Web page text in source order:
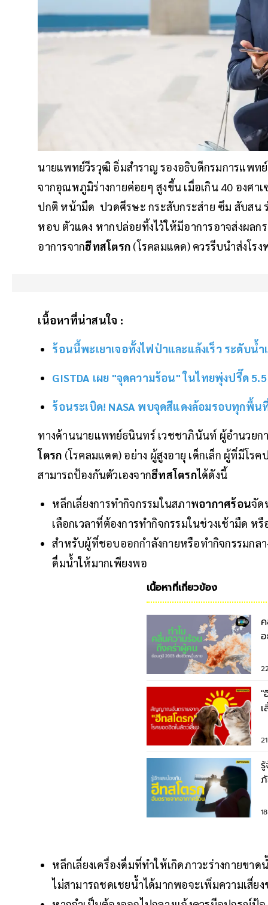
นายแพทย์วีรวุฒิ อิ่มสำราญ รองอธิบดีกรมการแพท
จากอุณหภูมิร่างกายค่อยๆ สูงขึ้น เมื่อเกิน 40 องศา
ปกติ หน้ามืด ปวดศีรษะ กระสับกระส่าย ซึม สับสน
หอบ ตัวแดง หากปล่อยทิ้งไว้ให้มีอาการอาจส่งผล
อาการจากฮีทสโตรก (โรคลมแดด) ควรรีบนำส่งโรง
เนื้อหาที่น่าสนใจ :
ร้อนนี้พะเยาเจอทั้งไฟป่าและแล้งเร็ว ระดับน้
GISTDA เผย "จุดความร้อน" ในไทยพุ่งปรี๊ด
ร้อนระเบิด! NASA พบจุดสีแดงล้อมรอบทุกพื้น
ทางด้านนายแพทย์ธนินทร์ เวชชาภินันท์ ผู้อำนวยก
โตรก (โรคลมแดด) อย่าง ผู้สูงอายุ เด็กเล็ก ผู้ที่มีโ
สามารถป้องกันตัวเองจากฮีทสโตรกได้ดังนี้
หลีกเลี่ยงการทำกิจกรรมในสภาพอากาศร้อนจัด
เลือกเวลาที่ต้องการทำกิจกรรมในช่วงเช้ามืด
สำหรับผู้ที่ชอบออกกำลังกายหรือทำกิจกรรมก
ดื่มน้ำให้มากเพียงพอ
เนื้อหาที่เกี่ยวข้อง
"
หลีกเลี่ยงเครื่องดื่มที่ทำให้เกิดภาวะร่างกายขา
ไม่สามารถชดเชยน้ำได้มากพอจะเพิ่มความเสี่ยง